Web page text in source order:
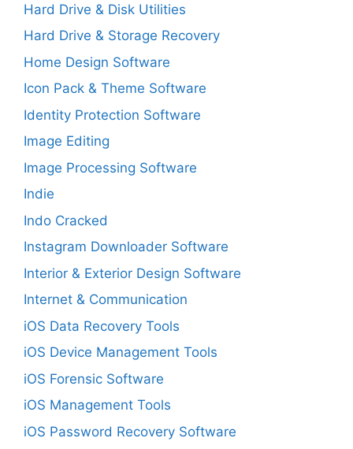
Hard Drive & Disk Utilities
Hard Drive & Storage Recovery
Home Design Software
Icon Pack & Theme Software
Identity Protection Software
Image Editing
Image Processing Software
Indie
Indo Cracked
Instagram Downloader Software
Interior & Exterior Design Software
Internet & Communication
iOS Data Recovery Tools
iOS Device Management Tools
iOS Forensic Software
iOS Management Tools
iOS Password Recovery Software